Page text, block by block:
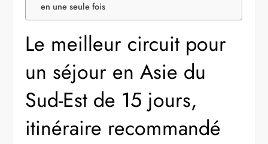
en une seule fois
Le meilleur circuit pour
un séjour en Asie du
Sud-Est de 15 jours,
itinéraire recommandé